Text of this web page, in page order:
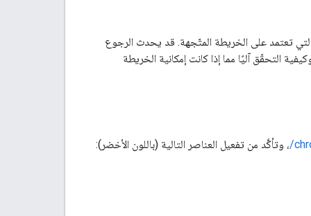
تعتمد على الخريطة المتّجهة. قد يحدث الرجوع
آليًا مما إذا كانت إمكانية الخريطة
، وتأكَّد من تفعيل العناصر التالية (باللون الأخضر):